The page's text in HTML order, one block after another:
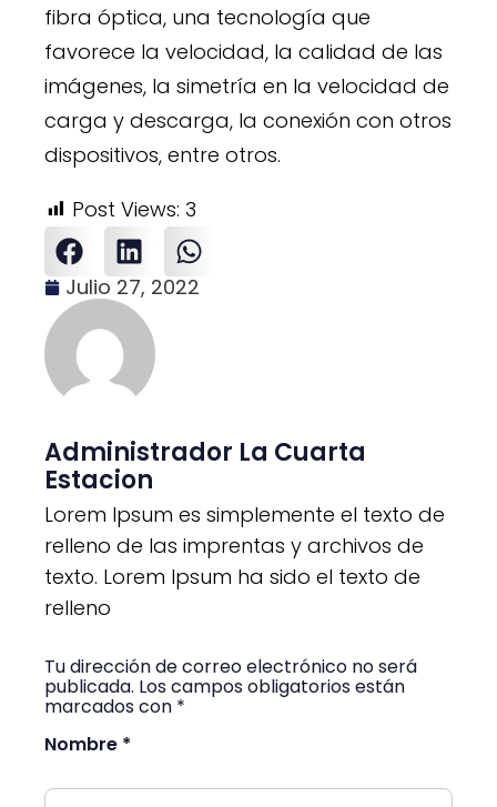
fibra óptica, una tecnología que
favorece la velocidad, la calidad de las
imágenes, la simetría en la velocidad de
carga y descarga, la conexión con otros
dispositivos, entre otros.
Post Views: 3
Julio 27, 2022
Administrador La Cuarta
Estacion
Lorem Ipsum es simplemente el texto de
relleno de las imprentas y archivos de
texto. Lorem Ipsum ha sido el texto de
relleno
Tu dirección de correo electrónico no será
publicada. Los campos obligatorios están
marcados con *
Nombre *